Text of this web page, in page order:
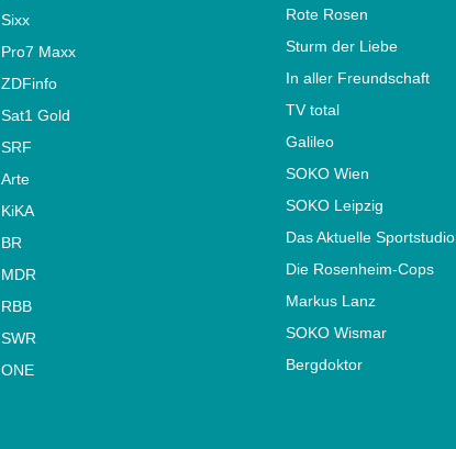
Sixx
Pro7 Maxx
ZDFinfo
Sat1 Gold
SRF
Arte
KiKA
BR
MDR
RBB
SWR
ONE
Rote Rosen
Sturm der Liebe
In aller Freundschaft
TV total
Galileo
SOKO Wien
SOKO Leipzig
Das Aktuelle Sportstudio
Die Rosenheim-Cops
Markus Lanz
SOKO Wismar
Bergdoktor